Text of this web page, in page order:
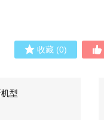
收藏 (0)
型